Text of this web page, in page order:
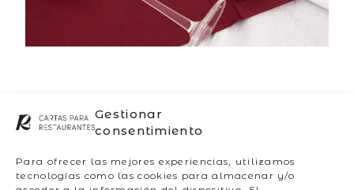
Gestionar
consentimiento
Para ofrecer las mejores experiencias, utilizamos
tecnologías como las cookies para almacenar y/o
EMPRESA
Taller